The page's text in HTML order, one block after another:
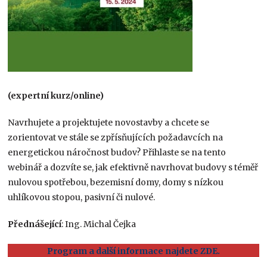
(expertní kurz/online)
Navrhujete a projektujete novostavby a chcete se
zorientovat ve stále se zpřísňujících požadavcích na
energetickou náročnost budov? Přihlaste se na tento
webinář a dozvíte se, jak efektivně navrhovat budovy s téměř
nulovou spotřebou, bezemisní domy, domy s nízkou
uhlíkovou stopou, pasivní či nulové.
Přednášející: Ing. Michal Čejka
Program a další informace najdete ZDE.